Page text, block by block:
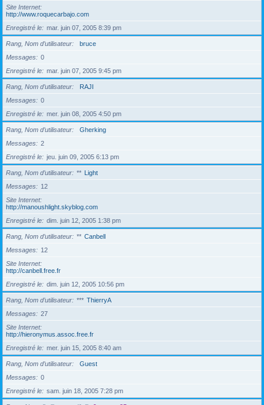
Site Internet
http://www.roquecarbajo.com
Enregistré le
mar. juin 07, 2005 8:39 pm
Rang, Nom d’utilisateur
bruce
Messages
0
Enregistré le
mar. juin 07, 2005 9:45 pm
Rang, Nom d’utilisateur
RAJI
Messages
0
Enregistré le
mer. juin 08, 2005 4:50 pm
Rang, Nom d’utilisateur
Gherking
Messages
2
Enregistré le
jeu. juin 09, 2005 6:13 pm
Rang, Nom d’utilisateur ** Light
Messages
12
Site Internet
http://manoushlight.skyblog.com
Enregistré le
dim. juin 12, 2005 1:38 pm
Rang, Nom d’utilisateur ** Canbell
Messages
12
Site Internet
http://canbell.free.fr
Enregistré le
dim. juin 12, 2005 10:56 pm
Rang, Nom d’utilisateur *** ThierryA
Messages
27
Site Internet
http://hieronymus.assoc.free.fr
Enregistré le
mer. juin 15, 2005 8:40 am
Rang, Nom d’utilisateur
Guest
Messages
0
Enregistré le
sam. juin 18, 2005 7:28 pm